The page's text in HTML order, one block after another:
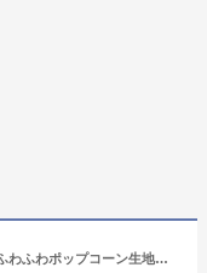
「限定300円クーポン&P10倍」【12色】ふわふわポップコーン生地ペンケース かわいい ペンケース 高校生 女子 シンプル 文具 韓国 おしゃれ 可愛い 大学生 中学生 ブラシケース ぽこぽこ 子供 レディース 誕生日プレゼント 新学期 入学 進学祝い